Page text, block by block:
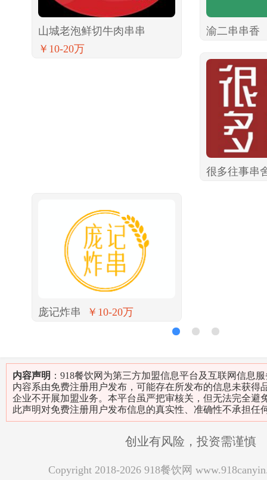
山城老泡鲜切牛肉串串
￥10-20万
渝二串串香
很多往事串
庞记炸串 ￥10-20万
内容声明 ：918餐饮网为第三方加盟信息平台及互联网信息
内容系由免费注册用户发布，可能存在所发布的信息未获得
企业不开展加盟业务。本平台虽严把审核关，但无法完全避
此声明对免费注册用户发布信息的真实性、准确性不承担任
创业有风险，投资需谨慎
Copyright 2018-2026 918餐饮网